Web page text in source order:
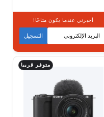
متوفر قريبا
أخبرني عندما يكون متاحًا!
التسجيل
متوفر قريبا